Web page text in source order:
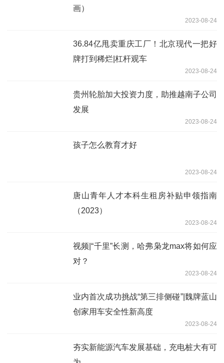
画）
2023-08-24
36.84亿甩卖重庆工厂！北京现代一把好
牌打到稀烂|杠杆观车
2023-08-24
贵州轮胎加大投资力度，助推越南子公司
发展
2023-08-24
孩子怎么教育才好
2023-08-24
唐山青年人才本科生租房补贴申领指南
（2023）
2023-08-24
视频|“千里”长测，哈弗枭龙max将如何应
对？
2023-08-24
业内首次成功挑战“第三排侧碰”|魏牌蓝山
创家用车安全性新高度
2023-08-24
夯实新能源汽车发展基础，充电桩大有可